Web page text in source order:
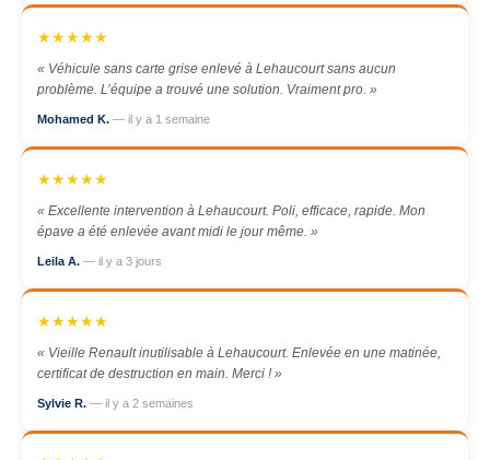
★★★★★
« Véhicule sans carte grise enlevé à Lehaucourt sans aucun
problème. L’équipe a trouvé une solution. Vraiment pro. »
Mohamed K. — il y a 1 semaine
★★★★★
« Excellente intervention à Lehaucourt. Poli, efficace, rapide. Mon
épave a été enlevée avant midi le jour même. »
Leila A. — il y a 3 jours
★★★★★
« Vieille Renault inutilisable à Lehaucourt. Enlevée en une matinée,
certificat de destruction en main. Merci ! »
Sylvie R. — il y a 2 semaines